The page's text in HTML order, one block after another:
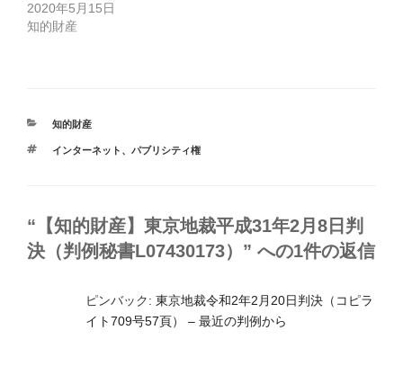
2020年5月15日
知的財産
カ
ゴ
知的財産
タ
インターネット 、 パブリシティ権
“【知的財産】東京地裁平成31年2月8日判
決（判例秘書L07430173）” への1件の返信
ピンバック: 東京地裁令和2年2月20日判決（コピラ
イト709号57頁） – 最近の判例から